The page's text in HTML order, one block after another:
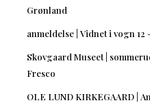
Grønland
anmeldelse | Vidnet i vogn
Skovgaard Museet |
Fresco
OLE LUND KIRKEGAARD |